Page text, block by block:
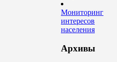
Мониторинг
интересов
населения
Архивы